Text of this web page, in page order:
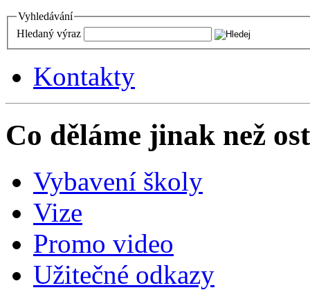
Vyhledávání
Hledaný výraz
Kontakty
Co děláme jinak než
Vybavení školy
Vize
Promo video
Užitečné odkazy